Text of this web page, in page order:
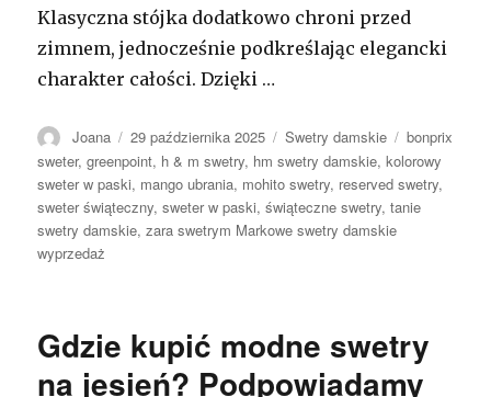
Klasyczna stójka dodatkowo chroni przed
zimnem, jednocześnie podkreślając elegancki
charakter całości. Dzięki …
Autor
Joana Opublikowano
29 października 2025 Kategorie
Swetry damskie Tagi
bonprix
sweter,greenpoint, h & m swetry, hm swetry damskie,kolorowy
sweter w paski, mango ubrania, mohito swetry, reserved swetry,
sweter świąteczny,sweter w paski,świąteczne swetry,tanie
swetry damskie,zara swetrym Markowe swetry damskie
wyprzedaż
Gdzie kupić modne swetry
na jesień? Podpowiadamy